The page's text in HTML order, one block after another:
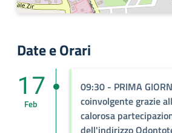
Date e Orari
17
Feb
09:30 - PRIMA
coinvolgente grazie
calorosa
dell'indirizzo